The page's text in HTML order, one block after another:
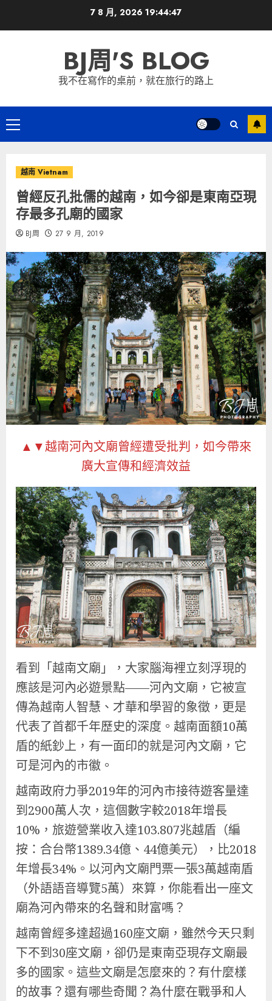
7 8 月, 2026 19:44:49
BJ周'S BLOG
我不在寫作的桌前，就在旅行的路上
Primary
Menu
越南 Vietnam
曾經反孔批儒的越南，如今卻是東南亞現
存最多孔廟的國家
BJ周 27 9 月, 2019
▲▼越南河內文廟曾經遭受批判，如今帶來
廣大宣傳和經濟效益
看到「越南文廟」，大家腦海裡立刻浮現的
應該是河內必遊景點——河內文廟，它被宣
傳為越南人智慧、才華和學習的象徵，更是
代表了首都千年歷史的深度。越南面額10萬
盾的紙鈔上，有一面印的就是河內文廟，它
可是河內的市徽。
越南政府力爭2019年的河內市接待遊客量達
到2900萬人次，這個數字較2018年增長
10%，旅遊營業收入達103.807兆越盾（編
按：合台幣1389.34億、44億美元），比2018
年增長34%。以河內文廟門票一張3萬越南盾
（外語語音導覽5萬）來算，你能看出一座文
廟為河內帶來的名聲和財富嗎？
越南曾經多達超過160座文廟，雖然今天只剩
下不到30座文廟，卻仍是東南亞現存文廟最
多的國家。這些文廟是怎麼來的？有什麼樣
的故事？還有哪些奇聞？為什麼在戰爭和人